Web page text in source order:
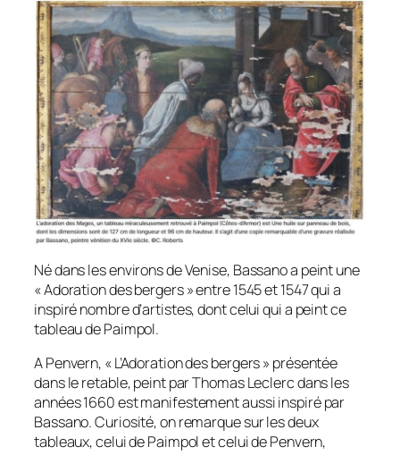
Né dans les environs de Venise, Bassano a peint une
« Adoration des bergers » entre 1545 et 1547 qui a
inspiré nombre d’artistes, dont celui qui a peint ce
tableau de Paimpol.
A Penvern, « L’Adoration des bergers » présentée
dans le retable, peint par Thomas Leclerc dans les
années 1660 est manifestement aussi inspiré par
Bassano. Curiosité, on remarque sur les deux
tableaux, celui de Paimpol et celui de Penvern,